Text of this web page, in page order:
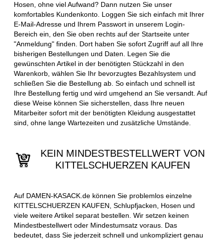
Hosen, ohne viel Aufwand? Dann nutzen Sie unser
komfortables Kundenkonto. Loggen Sie sich einfach mit Ihrer
E-Mail-Adresse und Ihrem Passwort in unserem Login-
Bereich ein, den Sie oben rechts auf der Startseite unter
"Anmeldung" finden. Dort haben Sie sofort Zugriff auf all Ihre
bisherigen Bestellungen und Daten. Legen Sie die
gewünschten Artikel in der benötigten Stückzahl in den
Warenkorb, wählen Sie Ihr bevorzugtes Bezahlsystem und
schließen Sie die Bestellung ab. So einfach und schnell ist
Ihre Bestellung fertig und wird umgehend an Sie versandt. Auf
diese Weise können Sie sicherstellen, dass Ihre neuen
Mitarbeiter sofort mit der benötigten Kleidung ausgestattet
sind, ohne lange Wartezeiten und zusätzliche Umstände.
KEIN MINDESTBESTELLWERT VON
KITTELSCHUERZEN KAUFEN
Auf DAMEN-KASACK.de können Sie problemlos einzelne
KITTELSCHUERZEN KAUFEN, Schlupfjacken, Hosen und
viele weitere Artikel separat bestellen. Wir setzen keinen
Mindestbestellwert oder Mindestumsatz voraus. Das
bedeutet, dass Sie jederzeit schnell und unkompliziert genau